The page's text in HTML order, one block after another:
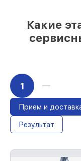
Какие
1
Прием и
Результат